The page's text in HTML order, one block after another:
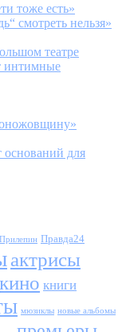
тоже есть»
смотреть нельзя»
театре
интимные
для
Правда24
актрисы
кино книги
мюзиклы новые альбомы